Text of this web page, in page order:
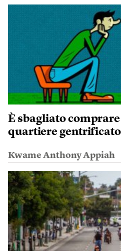
È sbagliato comprare
quartiere
Kwame Anthony Appiah